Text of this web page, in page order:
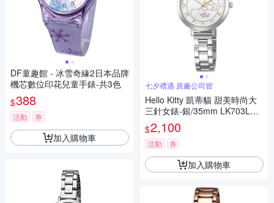
DF童趣館 - 冰雪奇緣2日本品牌
機芯數位印花兒童手錶-共3色
$388
活動 券
加入購物車
七夕禮遇 原廠公司貨
Hello Kitty 凱蒂貓 甜美時尚大
三針女錶-銀/35mm LK703LWK
A 七夕寵愛季 送禮推薦
$2,100
活動 券
加入購物車